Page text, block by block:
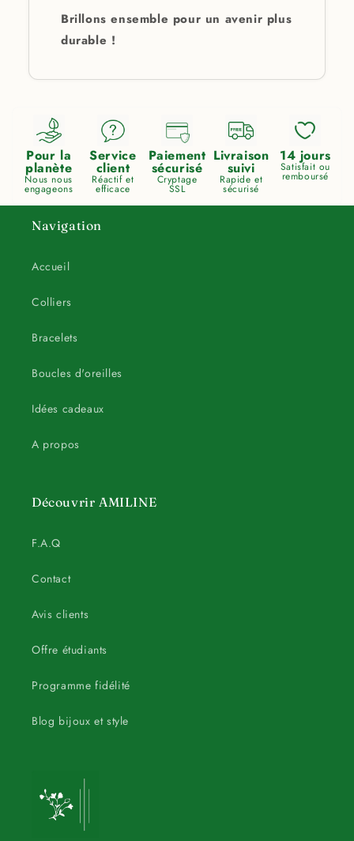
Brillons ensemble pour un avenir plus
durable !
Pour la
planète
Nous nous
engageons
Service
client
Réactif et
efficace
Paiement
sécurisé
Cryptage
SSL
Livraison
suivi
Rapide et
sécurisé
14 jours
Satisfait ou
remboursé
Navigation
Accueil
Colliers
Bracelets
Boucles d'oreilles
Idées cadeaux
A propos
Découvrir AMILINE
F.A.Q
Contact
Avis clients
Offre étudiants
Programme fidélité
Blog bijoux et style